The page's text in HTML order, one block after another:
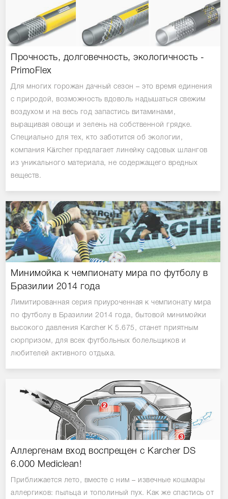
Прочность, долговечность, экологичность -
PrimoFlex
Для многих горожан дачный сезон – это время единения
с природой, возможность вдоволь надышаться свежим
воздухом и на весь год запастись витаминами,
выращивая овощи и зелень на собственной грядке.
Специально для тех, кто заботится об экологии,
компания Kärcher предлагает линейку садовых шлангов
из уникального материала, не содержащего вредных
веществ.
Минимойка к чемпионату мира по футболу в
Бразилии 2014 года
Лимитированная серия приуроченная к чемпионату мира
по футболу в Бразилии 2014 года, бытовой минимойки
высокого давления Karcher K 5.675, станет приятным
сюрпризом, для всех футбольных болельщиков и
любителей активного отдыха.
Аллергенам вход воспрещен с Karcher DS
6.000 Mediclean!
Приближается лето, вместе с ним – извечные кошмары
аллергиков: пыльца и тополиный пух. Как же спастись от